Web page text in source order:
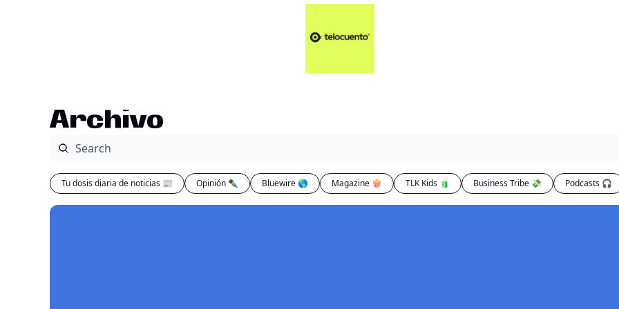
Archivo
Tu dosis diaria de noticias 📰 Opinión ✒️ Bluewire 🌎 Magazine 🍿 TLK Kids 🧃 Business Tribe 💸 Podcasts 🎧